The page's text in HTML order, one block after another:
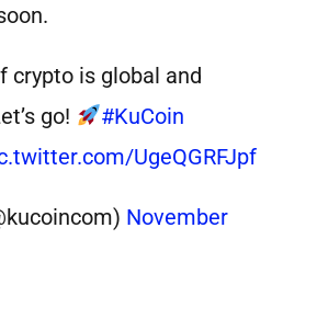
crypto is global and
go!
#KuCoin
UgeQGRFJpf
November